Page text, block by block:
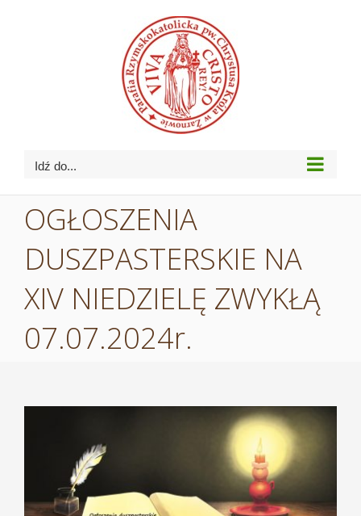
Idź do...
OGŁOSZENIA
DUSZPASTERSKIE NA
XIV NIEDZIELĘ ZWYKŁĄ
07.07.2024r.